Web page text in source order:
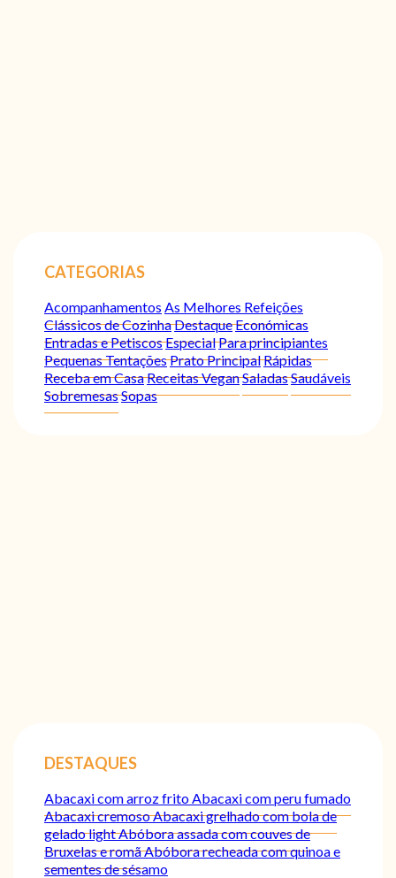
CATEGORIAS
Acompanhamentos As Melhores Refeições
Clássicos de CozinhaDestaqueEconómicas
Entradas e PetiscosEspecialPara principiantes
Pequenas TentaçõesPrato PrincipalRápidas
Receba em CasaReceitas VeganSaladasSaudáveis
SobremesasSopas
DESTAQUES
Abacaxi com arroz fritoAbacaxi com peru fumado
Abacaxi cremosoAbacaxi grelhado com bola de
gelado lightAbóbora assada com couves de
Bruxelas e romãAbóbora recheada com quinoa e
sementes de sésamo